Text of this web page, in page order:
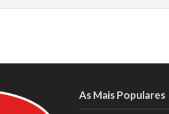
As Mais Populares